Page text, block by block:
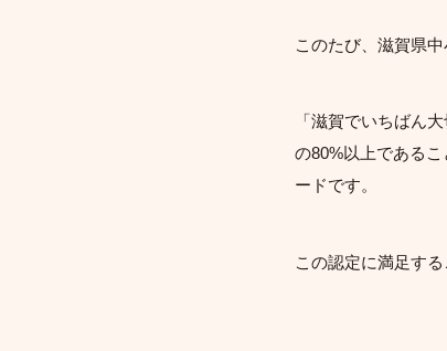
このたび、滋賀県
「滋賀でいちばん
の80%以上である
ードです。
この認定に満足す